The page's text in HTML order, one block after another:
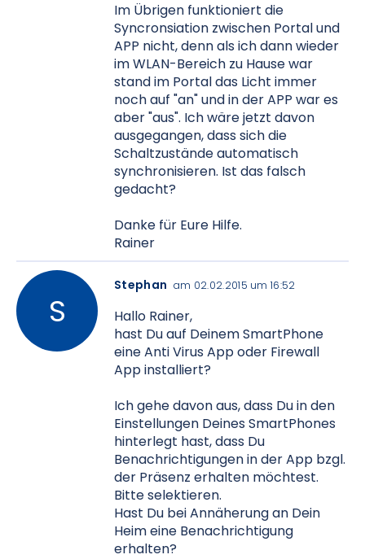
Im Übrigen funktioniert die
Syncronsiation zwischen Portal und
APP nicht, denn als ich dann wieder
im WLAN-Bereich zu Hause war
stand im Portal das Licht immer
noch auf "an" und in der APP war es
aber "aus". Ich wäre jetzt davon
ausgegangen, dass sich die
Schaltzustände automatisch
synchronisieren. Ist das falsch
gedacht?
Danke für Eure Hilfe.
Rainer
Stephan am 02.02.2015 um 16:52
Hallo Rainer,
hast Du auf Deinem SmartPhone
eine Anti Virus App oder Firewall
App installiert?
Ich gehe davon aus, dass Du in den
Einstellungen Deines SmartPhones
hinterlegt hast, dass Du
Benachrichtigungen in der App bzgl.
der Präsenz erhalten möchtest.
Bitte selektieren.
Hast Du bei Annäherung an Dein
Heim eine Benachrichtigung
erhalten?